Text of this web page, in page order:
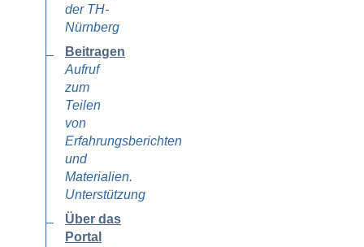
der TH-
Nürnberg
Beitragen
Aufruf
zum
Teilen
von
Erfahrungsberichten
und
Materialien.
Unterstützung
Über das
Portal